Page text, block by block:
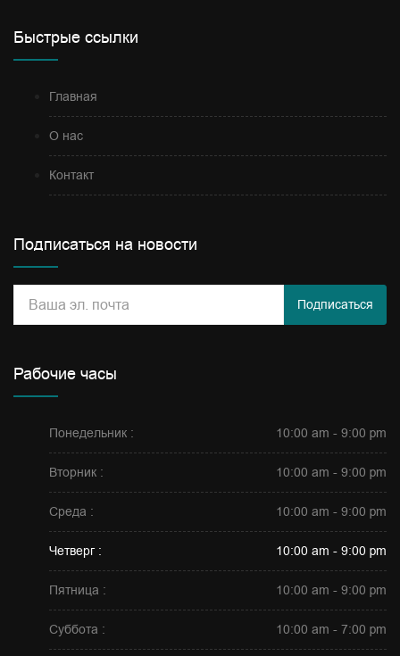
Быстрые ссылки
Главная
О нас
Контакт
Подписаться на новости
Подписаться
Рабочие часы
Понедельник : 10:00 am - 9:00 pm
Вторник : 10:00 am - 9:00 pm
Среда : 10:00 am - 9:00 pm
Четверг : 10:00 am - 9:00 pm
Пятница : 10:00 am - 9:00 pm
Суббота : 10:00 am - 7:00 pm